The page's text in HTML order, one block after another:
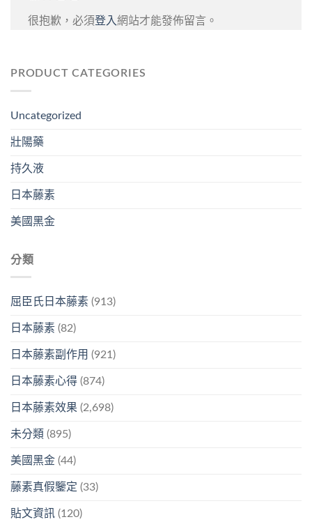
很抱歉，必須登入網站才能發佈留言。
PRODUCT CATEGORIES
Uncategorized
壯陽藥
持久液
日本藤素
美國黑金
分類
屈臣氏日本藤素 (913)
日本藤素 (82)
日本藤素副作用 (921)
日本藤素心得 (874)
日本藤素效果 (2,698)
未分類 (895)
美國黑金 (44)
藤素真假鑒定 (33)
貼文資訊 (120)